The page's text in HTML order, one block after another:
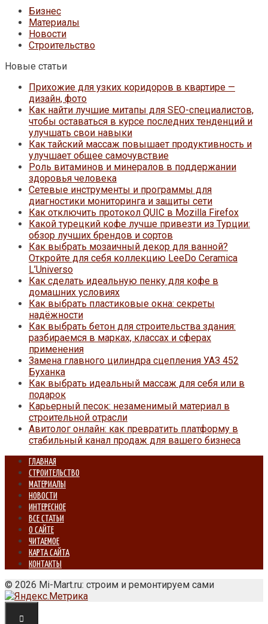
Бизнес
Материалы
Новости
Строительство
Новые статьи
Прихожие для узких коридоров в квартире —
дизайн, фото
Как найти лучшие митапы для SEO-специалистов,
чтобы оставаться в курсе последних тенденций и
улучшать свои навыки
Как тайский массаж повышает продуктивность и
улучшает общее самочувствие
Роль витаминов и минералов в поддержании
здоровья человека
Сетевые инструменты и программы для
диагностики мониторинга и защиты сети
Как отключить протокол QUIC в Mozilla Firefox
Какой турецкий кофе лучше привезти из Турции:
обзор лучших брендов и сортов
Как выбрать мозаичный декор для ванной?
Откройте для себя коллекцию LeeDo Ceramica
L’Universo
Как сделать идеальную пенку для кофе в
домашних условиях
Как выбрать пластиковые окна: секреты
надёжности
Как выбрать бетон для строительства здания:
разбираемся в марках, классах и сферах
применения
Замена главного цилиндра сцепления УАЗ 452
Буханка
Как выбрать идеальный массаж для себя или в
подарок
Карьерный песок: незаменимый материал в
строительной отрасли
Авитолог онлайн: как превратить платформу в
стабильный канал продаж для вашего бизнеса
ГЛАВНАЯ
СТРОИТЕЛЬСТВО
МАТЕРИАЛЫ
НОВОСТИ
ИНТЕРЕСНОЕ
ВСЕ СТАТЬИ
О САЙТЕ
ЧИТАЕМОЕ
КАРТА САЙТА
КОНТАКТЫ
© 2026 Mi-Mart.ru: строим и ремонтируем сами